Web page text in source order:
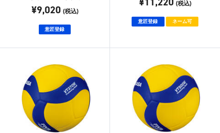
¥9,020 (税込)
意匠登録
(税込)
意匠登録 ネーム可